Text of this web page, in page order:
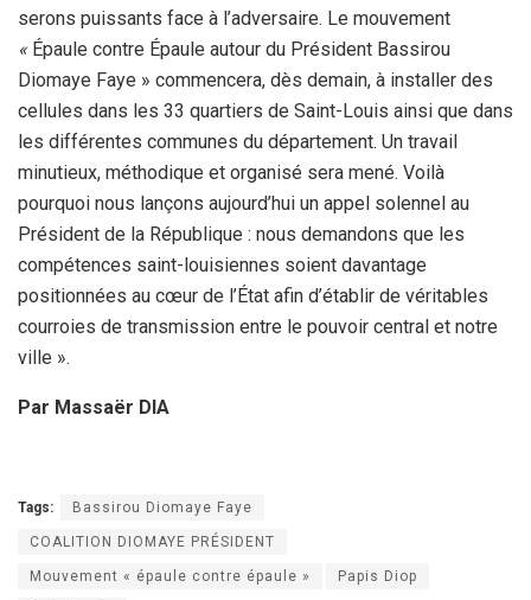
serons puissants face à l’adversaire. Le mouvement
« Épaule contre Épaule autour du Président Bassirou
Diomaye Faye » commencera, dès demain, à installer des
cellules dans les 33 quartiers de Saint-Louis ainsi que dans
les différentes communes du département. Un travail
minutieux, méthodique et organisé sera mené. Voilà
pourquoi nous lançons aujourd’hui un appel solennel au
Président de la République : nous demandons que les
compétences saint-louisiennes soient davantage
positionnées au cœur de l’État afin d’établir de véritables
courroies de transmission entre le pouvoir central et notre
ville ».
Par Massaër DIA
Tags: Bassirou Diomaye Faye
COALITION DIOMAYE PRÉSIDENT
Mouvement « épaule contre épaule » Papis Diop